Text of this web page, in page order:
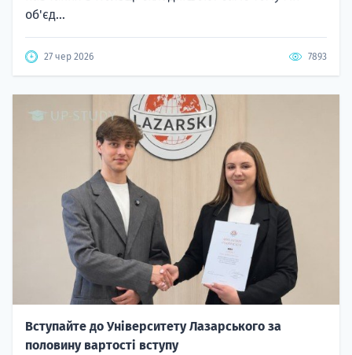
27 чер 2026 7893
половину вартості вступу